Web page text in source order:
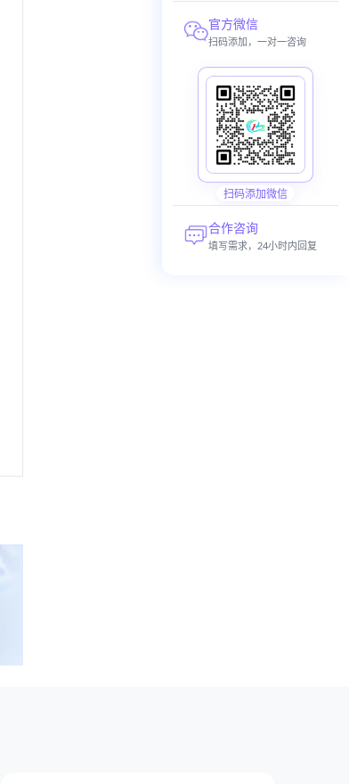
官方微信
扫码添加，一对一咨询
扫码添加微信
合作咨询
填写需求，24小时内回复